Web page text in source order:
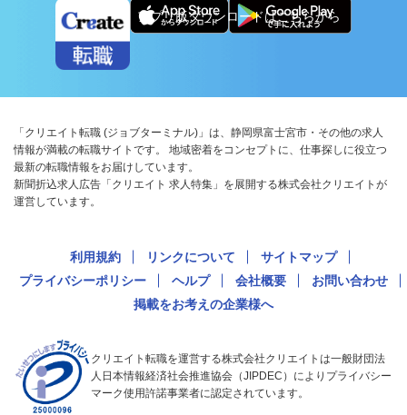
アプリ版ダウンロードはこちらから
「クリエイト転職 (ジョブターミナル)」は、静岡県富士宮市・その他の求人
情報が満載の転職サイトです。 地域密着をコンセプトに、仕事探しに役立つ
最新の転職情報をお届けしています。
新聞折込求人広告「クリエイト 求人特集」を展開する株式会社クリエイトが
運営しています。
利用規約 リンクについて
サイトマップ
プライバシーポリシー
ヘルプ 会社概要
お問い合わせ
掲載をお考えの企業様へ
クリエイト転職を運営する株式会社クリエイトは一般財団法
人日本情報経済社会推進協会（JIPDEC）によりプライバシー
マーク使用許諾事業者に認定されています。